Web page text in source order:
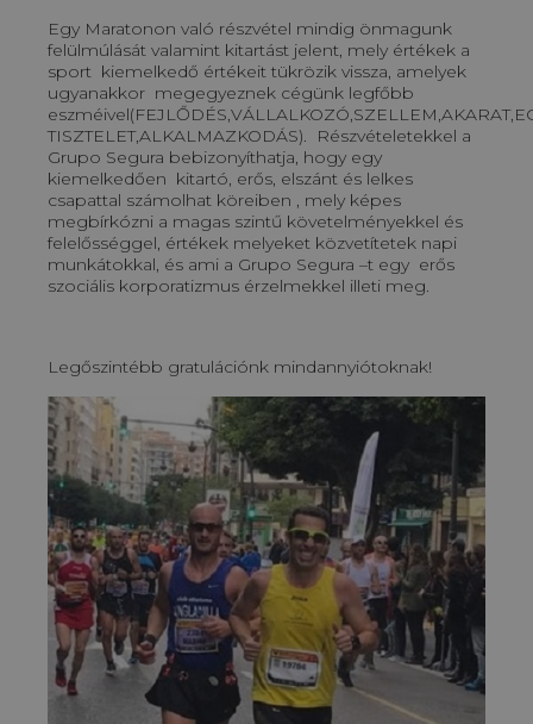
Egy Maratonon való részvétel mindig önmagunk
felülmúlását valamint kitartást jelent, mely értékek a
sport kiemelkedő értékeit tükrözik vissza, amelyek
ugyanakkor megegyeznek cégünk legfőbb
TISZTELET,ALKALMAZKODÁS). Részvételetekkel a
Grupo Segura bebizonyíthatja, hogy egy
kiemelkedően kitartó, erős, elszánt és lelkes
csapattal számolhat köreiben , mely képes
megbírkózni a magas szintű követelményekkel és
felelősséggel, értékek melyeket közvetítetek napi
munkátokkal, és ami a Grupo Segura –t egy erős
szociális korporatizmus érzelmekkel illeti meg.
Legőszintébb gratulációnk mindannyiótoknak!